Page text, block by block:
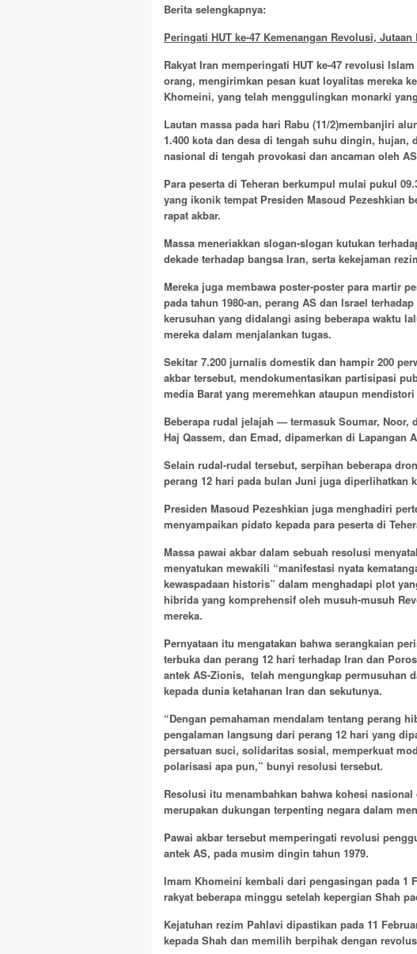
Berita selengkapnya:
Peringati HUT ke-47 Kemenangan Revolusi,
Rakyat Iran memperingati HUT ke-47 revolusi
orang, mengirimkan pesan kuat loyalitas mereka
Khomeini, yang telah menggulingkan monarki
Lautan massa pada hari Rabu (11/2)membanjiri
1.400 kota dan desa di tengah suhu dingin,
nasional di tengah provokasi dan ancaman oleh
Para peserta di Teheran berkumpul mulai pukul
yang ikonik tempat Presiden Masoud Pezeshkian
rapat akbar.
Massa meneriakkan slogan-slogan kutukan
dekade terhadap bangsa Iran, serta kekejaman
Mereka juga membawa poster-poster para martir
pada tahun 1980-an, perang AS dan Israel
kerusuhan yang didalangi asing beberapa waktu
mereka dalam menjalankan tugas.
Sekitar 7.200 jurnalis domestik dan hampir 200
akbar tersebut, mendokumentasikan partisipasi
media Barat yang meremehkan ataupun
Beberapa rudal jelajah — termasuk Soumar,
Haj Qassem, dan Emad, dipamerkan di Lapangan
Selain rudal-rudal tersebut, serpihan beberapa
perang 12 hari pada bulan Juni juga diperlihatkan
Presiden Masoud Pezeshkian juga menghadiri
menyampaikan pidato kepada para peserta di
Massa pawai akbar dalam sebuah resolusi
menyatukan mewakili “manifestasi nyata
kewaspadaan historis” dalam menghadapi plot
hibrida yang komprehensif oleh musuh-musuh
mereka.
Pernyataan itu mengatakan bahwa serangkaian
terbuka dan perang 12 hari terhadap Iran dan
antek AS-Zionis, telah mengungkap permusuhan
kepada dunia ketahanan Iran dan sekutunya.
“Dengan pemahaman mendalam tentang perang
pengalaman langsung dari perang 12 hari yang
persatuan suci, solidaritas sosial, memperkuat
polarisasi apa pun,” bunyi resolusi tersebut.
Resolusi itu menambahkan bahwa kohesi
merupakan dukungan terpenting negara dalam
Pawai akbar tersebut memperingati revolusi
antek AS, pada musim dingin tahun 1979.
Imam Khomeini kembali dari pengasingan pada 1
rakyat beberapa minggu setelah kepergian Shah
Kejatuhan rezim Pahlavi dipastikan pada 11
kepada Shah dan memilih berpihak dengan